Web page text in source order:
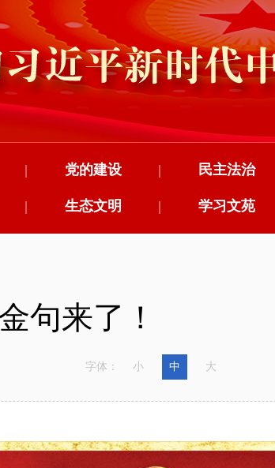
党的建设
| 民主法治
|
生态文明
| 学习文苑
|
句来了！
字体： 小 中 大